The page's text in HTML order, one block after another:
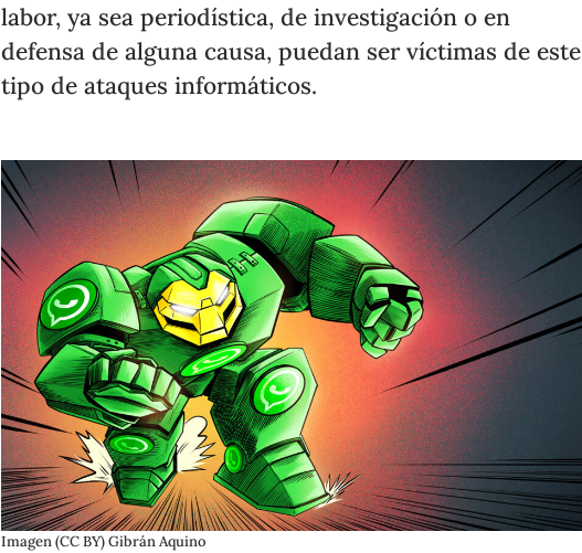
labor, ya sea periodística, de investigación o en
defensa de alguna causa, puedan ser víctimas de este
tipo de ataques informáticos.
Imagen (CC BY) Gibrán Aquino